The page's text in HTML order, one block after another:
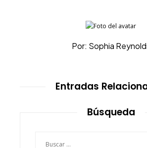
Por: Sophia
Entradas
Búsqueda